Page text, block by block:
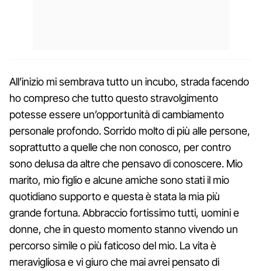
All’inizio mi sembrava tutto un incubo, strada facendo
ho compreso che tutto questo stravolgimento
potesse essere un’opportunità di cambiamento
personale profondo. Sorrido molto di più alle persone,
soprattutto a quelle che non conosco, per contro
sono delusa da altre che pensavo di conoscere. Mio
marito, mio figlio e alcune amiche sono stati il mio
quotidiano supporto e questa è stata la mia più
grande fortuna. Abbraccio fortissimo tutti, uomini e
donne, che in questo momento stanno vivendo un
percorso simile o più faticoso del mio. La vita è
meravigliosa e vi giuro che mai avrei pensato di